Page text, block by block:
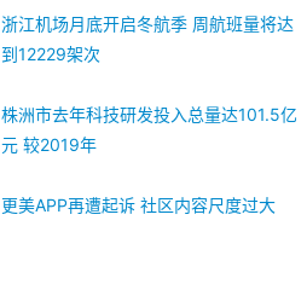
浙江机场月底开启冬航季 周航班量将达
到12229架次
株洲市去年科技研发投入总量达101.5亿
元 较2019年
更美APP再遭起诉 社区内容尺度过大